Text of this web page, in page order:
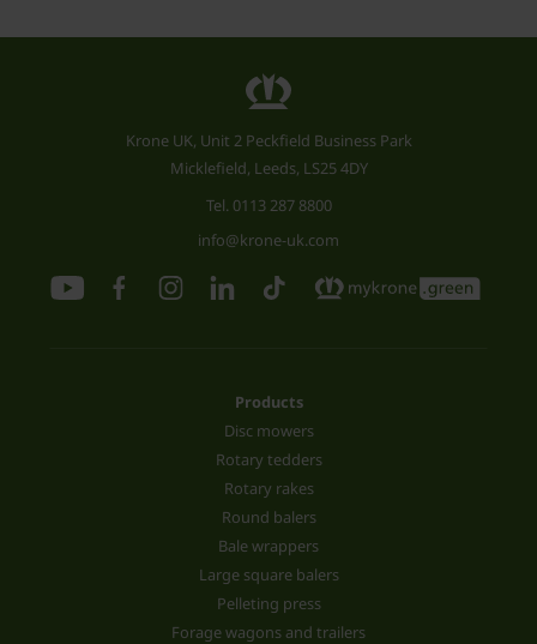
Krone UK, Unit 2 Peckfield Business Park
Micklefield, Leeds, LS25 4DY
Tel. 0113 287 8800
info@krone-uk.com
Products
Disc mowers
Rotary tedders
Rotary rakes
Round balers
Bale wrappers
Large square balers
Pelleting press
Forage wagons and trailers